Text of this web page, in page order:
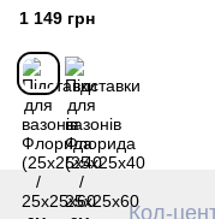
см, без кашпо, чорний)
1 149 грн
Кол-